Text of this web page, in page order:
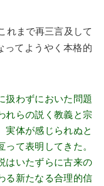
れまで再三言及して
ってようやく本格的
扱わずにおいた問題
れらの説く教義と宗
実体が感じられぬと
て表明してきた。
はいたずらに古来の
る新たなる合理的信